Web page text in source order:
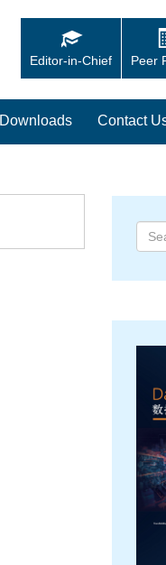
Editor-in-Chief Peer
Downloads Contact